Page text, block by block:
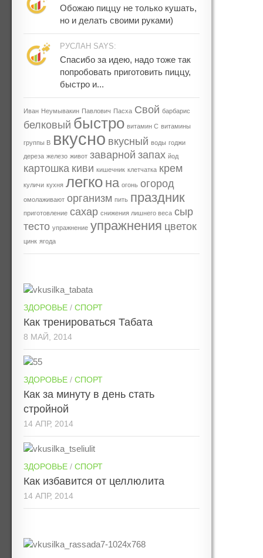
Обожаю пиццу не только кушать,
но и делать своими руками)
РУСЛАН SAYS:
Спасибо за идею, надо тоже так
попробовать приготовить пиццу,
быстро и...
Иван Неумывакин Павлович Пасха Свой барбарис
белковый быстро витамин С витамины
группы В вкусно вкусный воды годжи
дереза железо живот заварной запах йод
картошка киви кишечник клетчатка крем
куличи кухня легко на огонь огород
омолаживают организм пить праздник
приготовление сахар снижения лишнего веса сыр
тесто упражнение упражнения цветок
цинк ягода
ЗДОРОВЬЕ / СПОРТ
Как тренироваться Табата
8 МАЙ, 2014
ЗДОРОВЬЕ / СПОРТ
Как за минуту в день стать
стройной
14 АПР, 2014
ЗДОРОВЬЕ / СПОРТ
Как избавится от целлюлита
14 АПР, 2014